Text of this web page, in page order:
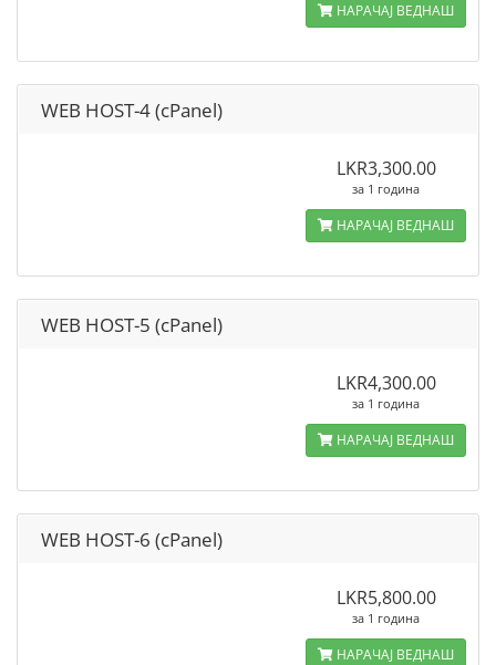
НАРАЧАЈ ВЕДНАШ
WEB HOST-4 (cPanel)
LKR3,300.00
за 1 година
НАРАЧАЈ ВЕДНАШ
WEB HOST-5 (cPanel)
LKR4,300.00
за 1 година
НАРАЧАЈ ВЕДНАШ
WEB HOST-6 (cPanel)
LKR5,800.00
за 1 година
НАРАЧАЈ ВЕДНАШ